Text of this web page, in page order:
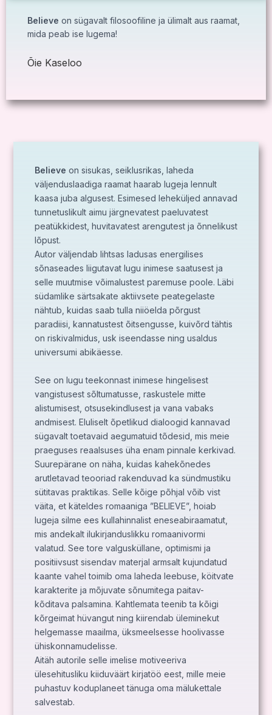
Believe on sügavalt filosoofiline ja ülimalt aus raamat,
mida peab ise lugema!
Õie Kaseloo
Believe on sisukas, seiklusrikas, laheda
väljenduslaadiga raamat haarab lugeja lennult
kaasa juba algusest. Esimesed leheküljed annavad
tunnetuslikult aimu järgnevatest paeluvatest
peatükkidest, huvitavatest arengutest ja õnnelikust
lõpust.
Autor väljendab lihtsas ladusas energilises
sõnaseades liigutavat lugu inimese saatusest ja
selle muutmise võimalustest paremuse poole. Läbi
südamlike särtsakate aktiivsete peategelaste
nähtub, kuidas saab tulla niiöelda põrgust
paradiisi, kannatustest õitsengusse, kuivõrd tähtis
on riskivalmidus, usk iseendasse ning usaldus
universumi abikäesse.
See on lugu teekonnast inimese hingelisest
vangistusest sõltumatusse, raskustele mitte
alistumisest, otsusekindlusest ja vana vabaks
andmisest. Eluliselt õpetlikud dialoogid kannavad
sügavalt toetavaid aegumatuid tõdesid, mis meie
praeguses reaalsuses üha enam pinnale kerkivad.
Suurepärane on näha, kuidas kahekõnedes
arutletavad teooriad rakenduvad ka sündmustiku
sütitavas praktikas. Selle kõige põhjal võib vist
väita, et käteldes romaaniga ”BELIEVE”, hoiab
lugeja silme ees kullahinnalist eneseabiraamatut,
mis andekalt ilukirjanduslikku romaanivormi
valatud. See tore valgusküllane, optimismi ja
positiivsust sisendav materjal armsalt kujundatud
kaante vahel toimib oma laheda leebuse, köitvate
karakterite ja mõjuvate sõnumitega paitav-
kõditava palsamina. Kahtlemata teenib ta kõigi
kõrgeimat hüvangut ning kiirendab üleminekut
helgemasse maailma, üksmeelsesse hoolivasse
ühiskonnamudelisse.
Aitäh autorile selle imelise motiveeriva
ülesehitusliku kiiduväärt kirjatöö eest, mille meie
puhastuv koduplaneet tänuga oma mälukettale
salvestab.